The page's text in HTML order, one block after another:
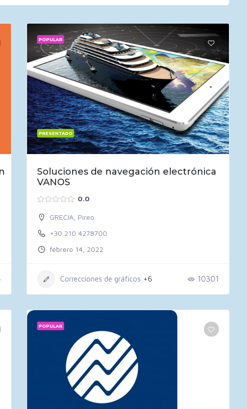
POPULAR
PRESENTADO
Soluciones de navegación electrónica
VANOS
0.0
GRECIA Pireo
+30 210 4278700
febrero 14, 2022
Correcciones de gráficos +6 10301
POPULAR